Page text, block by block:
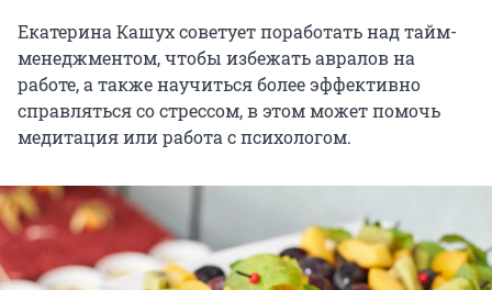
Екатерина Кашух советует поработать над тайм-
менеджментом, чтобы избежать авралов на
работе, а также научиться более эффективно
справляться со стрессом, в этом может помочь
медитация или работа с психологом.